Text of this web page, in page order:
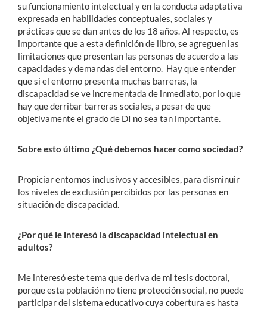
su funcionamiento intelectual y en la conducta adaptativa
expresada en habilidades conceptuales, sociales y
prácticas que se dan antes de los 18 años. Al respecto, es
importante que a esta definición de libro, se agreguen las
limitaciones que presentan las personas de acuerdo a las
capacidades y demandas del entorno. Hay que entender
que si el entorno presenta muchas barreras, la
discapacidad se ve incrementada de inmediato, por lo que
hay que derribar barreras sociales, a pesar de que
objetivamente el grado de DI no sea tan importante.
Sobre esto último ¿Qué debemos hacer como sociedad?
Propiciar entornos inclusivos y accesibles, para disminuir
los niveles de exclusión percibidos por las personas en
situación de discapacidad.
¿Por qué le interesó la discapacidad intelectual en
adultos?
Me interesó este tema que deriva de mi tesis doctoral,
porque esta población no tiene protección social, no puede
participar del sistema educativo cuya cobertura es hasta